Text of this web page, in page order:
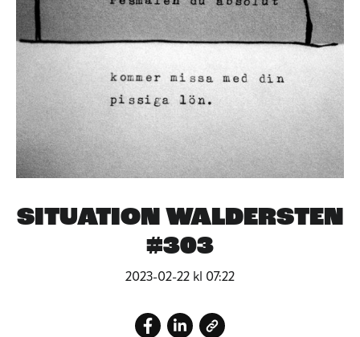
SITUATION WALDERSTEN
#303
2023-02-22 kl 07:22